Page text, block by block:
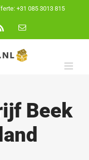
+31 085 3013 815
E-
Beek